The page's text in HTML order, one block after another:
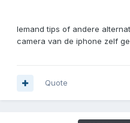
Iemand tips of andere
camera van de iphone zelf
Quote